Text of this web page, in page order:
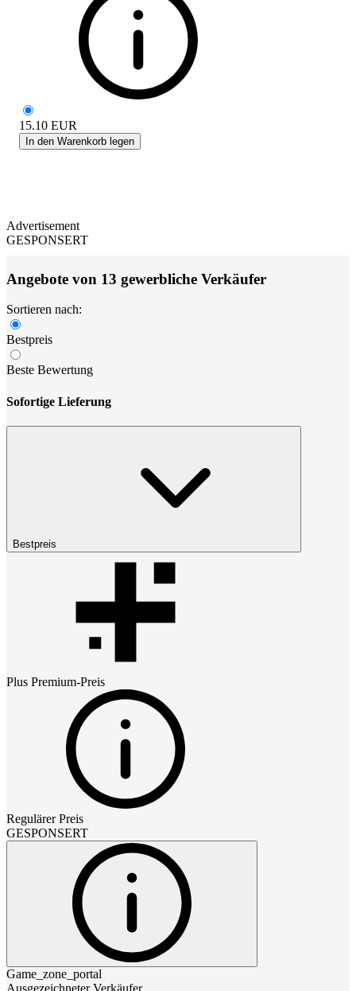
15.10 EUR
In den Warenkorb legen
Advertisement
GESPONSERT
Angebote von 13 gewerbliche Verkäufer
Sortieren nach:
Bestpreis
Beste Bewertung
Sofortige Lieferung
Bestpreis
Plus Premium-Preis
Regulärer Preis
GESPONSERT
Game_zone_portal
Ausgezeichneter Verkäufer